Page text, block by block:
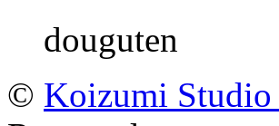
douguten
© Koizumi